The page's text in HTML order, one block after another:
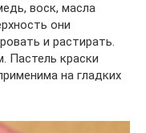
воск, масла
они
и растирать.
Пастель краски
на гладких